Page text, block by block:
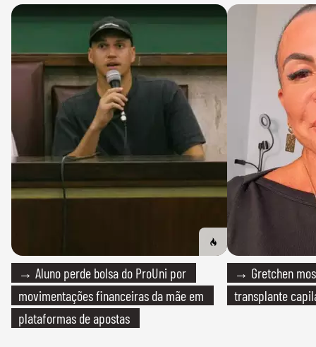
→ Aluno perde bolsa do ProUni por
movimentações financeiras da mãe em
plataformas de apostas
→ Gretchen
transplante